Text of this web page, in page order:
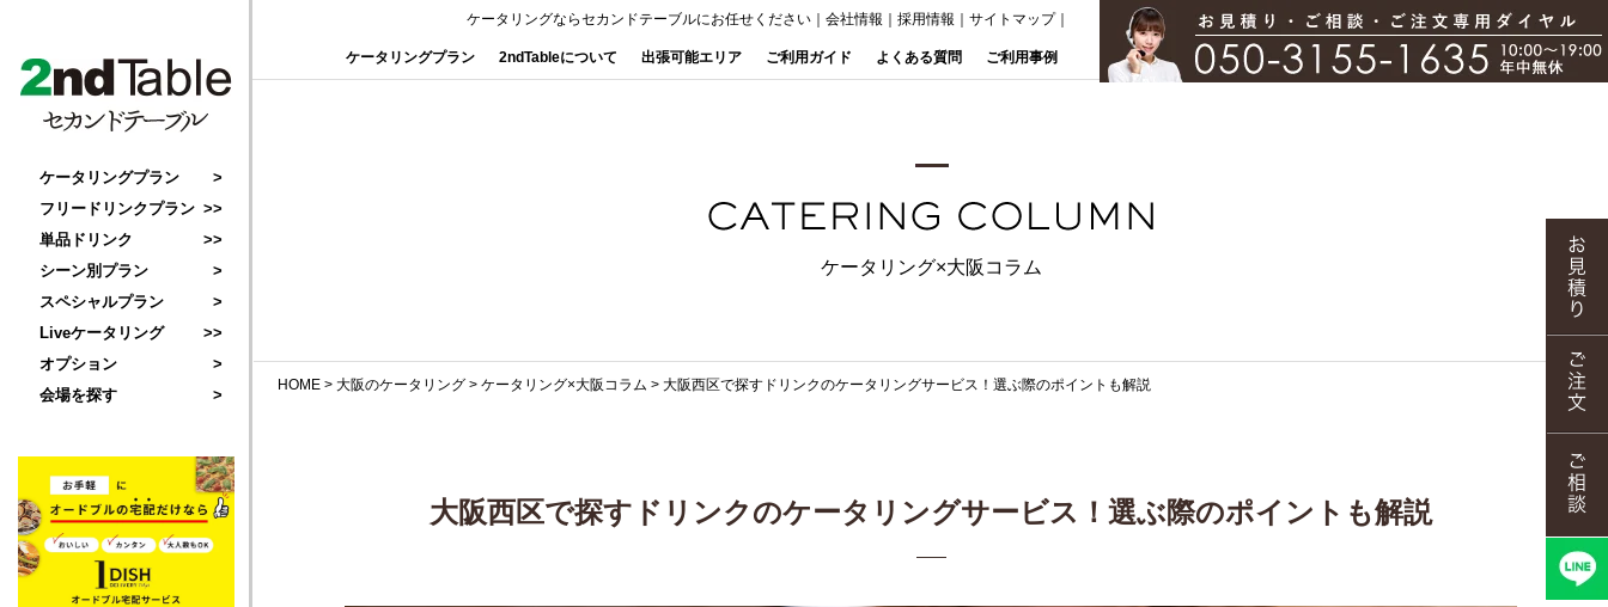
ケータリングならセカンドテーブルにお任せください 会社情報 採用情報 サイトマップ｜
ケータリングプラン 2ndTableについて 出張可能エリア ご利用ガイド よくある質問 ご利用事例
ケータリングプラン
フリードリンクプラン
単品ドリンク
シーン別プラン
スペシャルプラン
Liveケータリング
オプション
会場を探す
ケータリング×大阪コラム
HOME > 大阪のケータリング > ケータリング×大阪コラム > 大阪西区で探すドリンクのケータリングサービス！選ぶ際のポイントも解説
大阪西区で探すドリンクのケータリングサービス！選ぶ際のポイントも解説